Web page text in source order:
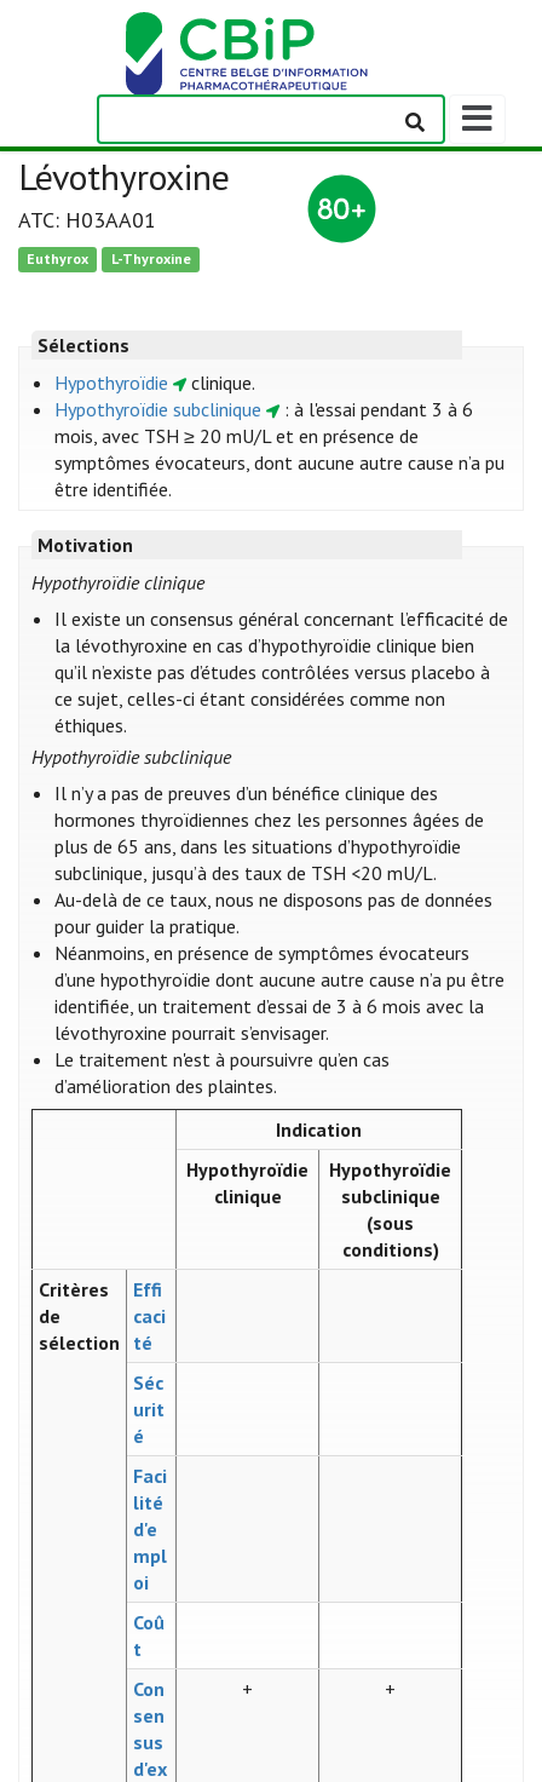
Afficher/
la
Lévothyroxine
ATC: H03AA01
Euthyrox L-Thyroxine
Sélections
Hypothyroïdie
clinique.
Hypothyroïdie subclinique
: à l'essai pendant 3 à 6
mois, avec TSH ≥ 20 mU/L et en présence de
symptômes évocateurs, dont aucune autre cause n’a pu
être identifiée.
Motivation
Hypothyroïdie clinique
Il existe un consensus général concernant l’efficacité de
la lévothyroxine en cas d’hypothyroïdie clinique bien
qu’il n’existe pas d’études contrôlées versus placebo à
ce sujet, celles-ci étant considérées comme non
éthiques.
Hypothyroïdie subclinique
Il n’y a pas de preuves d’un bénéfice clinique des
hormones thyroïdiennes chez les personnes âgées de
plus de 65 ans, dans les situations d’hypothyroïdie
subclinique, jusqu’à des taux de TSH <20 mU/L.
Au-delà de ce taux, nous ne disposons pas de données
pour guider la pratique.
Néanmoins, en présence de symptômes évocateurs
d’une hypothyroïdie dont aucune autre cause n’a pu être
identifiée, un traitement d’essai de 3 à 6 mois avec la
lévothyroxine pourrait s’envisager.
Le traitement n'est à poursuivre qu’en cas
d’amélioration des plaintes.
Indication
Hypothyroïdie
clinique
Hypothyroïdie
subclinique
(sous
conditions)
Critères
de
sélection
Effi
caci
té
Séc
urit
é
Faci
lité
d'e
mpl
oi
Coû
t
Con
sen
sus
d'ex
+ +